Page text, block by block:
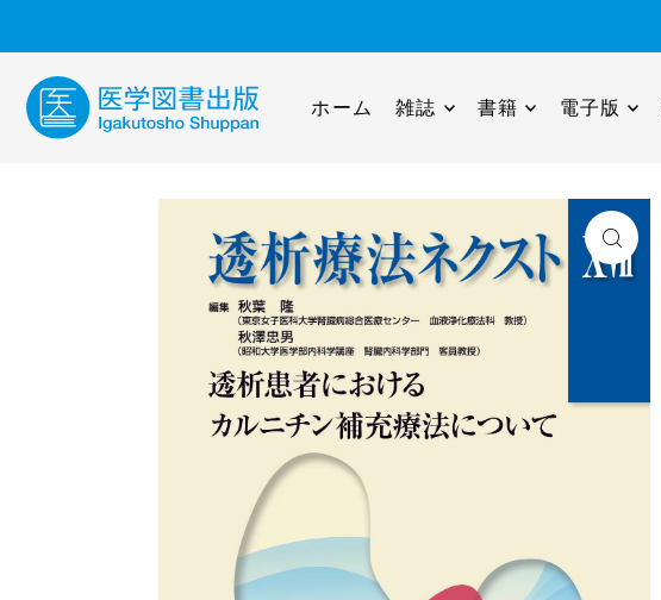
ホーム 雑誌 書籍 電子版